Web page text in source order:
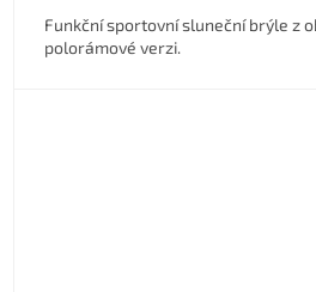
Funkční sportovní sluneční brýle z
polorámové verzi.